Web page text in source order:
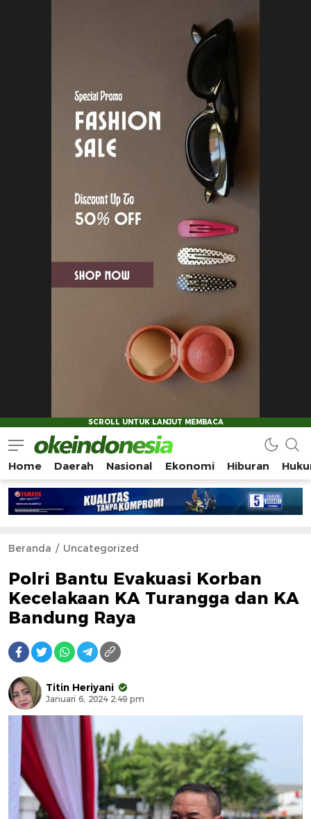
Okeindonesia.Online
Mengonlinekan Indonesia Secara Utuh
Home Daerah Nasional Ekonomi Hiburan
Beranda Uncategorized
Polri Bantu Evakuasi Korban
Kecelakaan KA Turangga dan KA
Bandung Raya
Titin Heriyani
Januari 6, 2024 2:49 pm